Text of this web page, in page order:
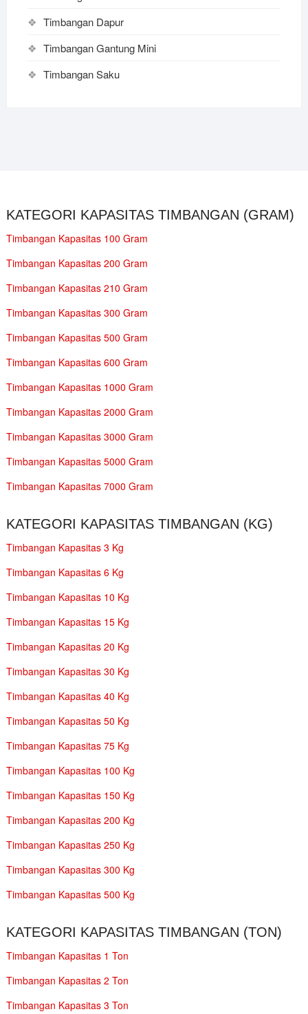
Timbangan Dapur
Timbangan Gantung Mini
Timbangan Saku
KATEGORI KAPASITAS TIMBANGAN (GRAM)
Timbangan Kapasitas 100 Gram
Timbangan Kapasitas 200 Gram
Timbangan Kapasitas 210 Gram
Timbangan Kapasitas 300 Gram
Timbangan Kapasitas 500 Gram
Timbangan Kapasitas 600 Gram
Timbangan Kapasitas 1000 Gram
Timbangan Kapasitas 2000 Gram
Timbangan Kapasitas 3000 Gram
Timbangan Kapasitas 5000 Gram
Timbangan Kapasitas 7000 Gram
KATEGORI KAPASITAS TIMBANGAN (KG)
Timbangan Kapasitas 3 Kg
Timbangan Kapasitas 6 Kg
Timbangan Kapasitas 10 Kg
Timbangan Kapasitas 15 Kg
Timbangan Kapasitas 20 Kg
Timbangan Kapasitas 30 Kg
Timbangan Kapasitas 40 Kg
Timbangan Kapasitas 50 Kg
Timbangan Kapasitas 75 Kg
Timbangan Kapasitas 100 Kg
Timbangan Kapasitas 150 Kg
Timbangan Kapasitas 200 Kg
Timbangan Kapasitas 250 Kg
Timbangan Kapasitas 300 Kg
Timbangan Kapasitas 500 Kg
KATEGORI KAPASITAS TIMBANGAN (TON)
Timbangan Kapasitas 1 Ton
Timbangan Kapasitas 2 Ton
Timbangan Kapasitas 3 Ton